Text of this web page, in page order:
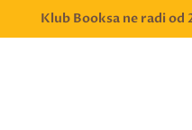
Klub Booksa ne radi od